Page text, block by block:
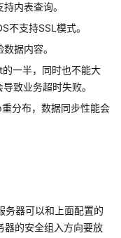
内表查询。
不支持SSL模式。
据内容。
一半，同时也不能大
致业务超时失败。
分布，数据同步性能会
务器可以和上面配置的
器的安全组入方向要放